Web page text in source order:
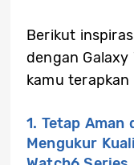
Berikut
dengan
kamu terapkan
1. Tetap
Mengukur